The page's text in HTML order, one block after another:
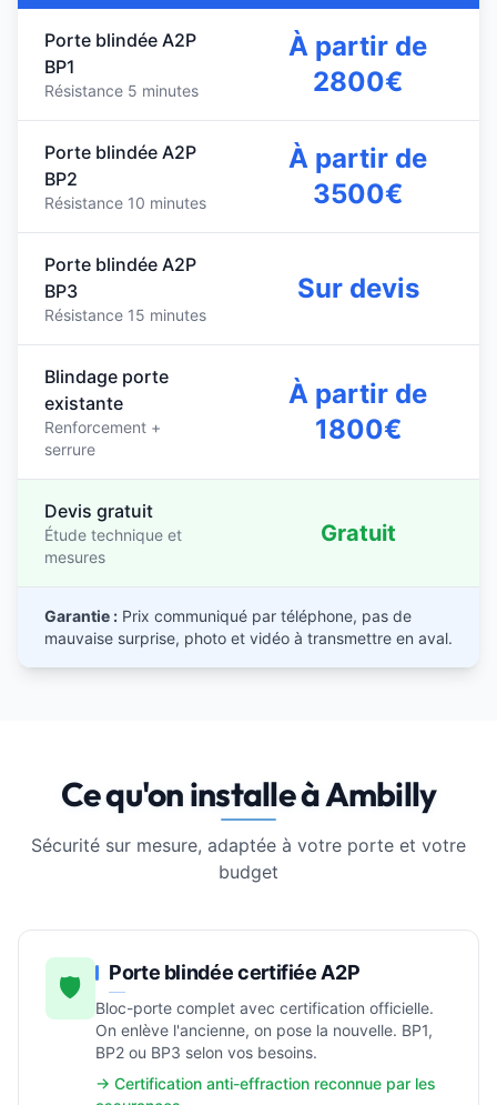
Porte blindée A2P
BP1
Résistance 5 minutes
À partir de
2800€
Porte blindée A2P
BP2
Résistance 10 minutes
À partir de
3500€
Porte blindée A2P
BP3
Résistance 15 minutes
Sur devis
Blindage porte
existante
Renforcement +
serrure
À partir de
1800€
Devis gratuit
Étude technique et
mesures
Gratuit
Garantie : Prix communiqué par téléphone, pas de
mauvaise surprise, photo et vidéo à transmettre en aval.
Ce qu'on installe à Ambilly
Sécurité sur mesure, adaptée à votre porte et votre
budget
🛡️ Porte blindée certifiée A2P
Bloc-porte complet avec certification officielle.
On enlève l'ancienne, on pose la nouvelle. BP1,
BP2 ou BP3 selon vos besoins.
→ Certification anti-effraction reconnue par les